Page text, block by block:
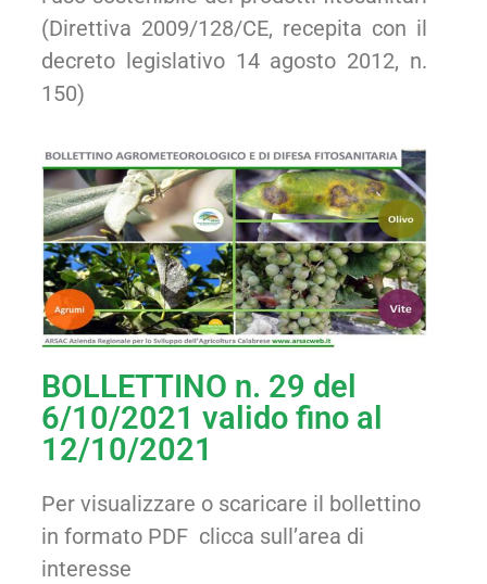
(Direttiva 2009/128/CE, recepita con il
decreto legislativo 14 agosto 2012, n.
150)
BOLLETTINO n. 29 del
6/10/2021 valido fino al
12/10/2021
Per visualizzare o scaricare il bollettino
in formato PDF clicca sull’area di
interesse